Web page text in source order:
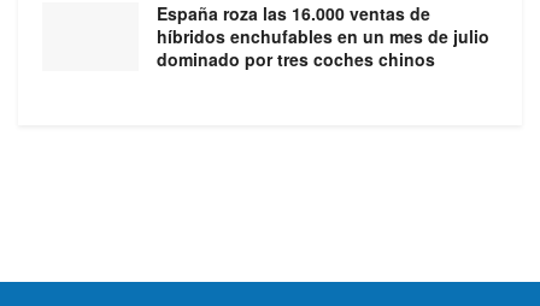
España roza las 16.000 ventas de
híbridos enchufables en un mes de julio
dominado por tres coches chinos